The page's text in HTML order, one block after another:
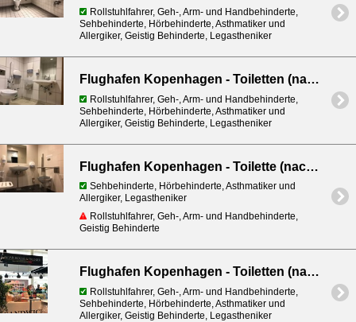
Rollstuhlfahrer, Geh-, Arm- und Handbehinderte,
Sehbehinderte, Hörbehinderte, Asthmatiker und
Allergiker, Geistig Behinderte, Legastheniker
Flughafen Kopenhagen - Toiletten (nach Sicherheitskontrolle) - Toilette ausserhalb Hilfezentrum
Rollstuhlfahrer, Geh-, Arm- und Handbehinderte,
Sehbehinderte, Hörbehinderte, Asthmatiker und
Allergiker, Geistig Behinderte, Legastheniker
Flughafen Kopenhagen - Toilette (nach Sicherheitsdienst) in Verbindung mit den Geschäften in Terminal 2
Sehbehinderte, Hörbehinderte, Asthmatiker und
Allergiker, Legastheniker
Rollstuhlfahrer, Geh-, Arm- und Handbehinderte,
Geistig Behinderte
Flughafen Kopenhagen - Toiletten (nach Sicherheitskontrolle) - neben Caviar House
Rollstuhlfahrer, Geh-, Arm- und Handbehinderte,
Sehbehinderte, Hörbehinderte, Asthmatiker und
Allergiker, Geistig Behinderte, Legastheniker